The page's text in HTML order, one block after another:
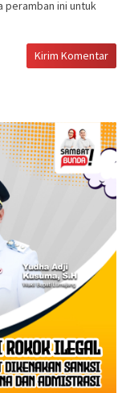
peramban ini untuk